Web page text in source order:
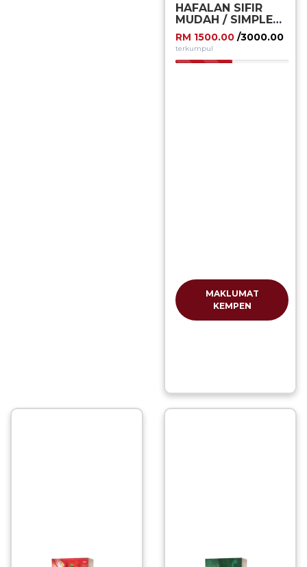
HAFALAN SIFIR
MUDAH / SIMPLE
TIMES TABLE
MEMORIZATION
RM 1500.00 /3000.00
terkumpul
50.00%
MAKLUMAT
KEMPEN